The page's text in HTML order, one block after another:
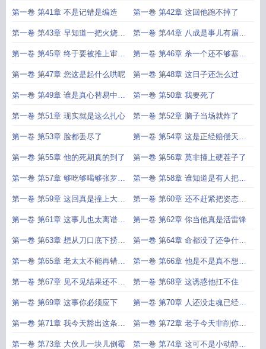
熬人的油锅 了吧
第一卷 第41章 不是记错是编造 第一卷 第42章 这回他跑不掉了
第一卷 第43章 早知道一把火烧了
这些本子
第一卷 第44章 八成是事儿有眉目
了
第一卷 第45章 终于要被推上审判
席了
第一卷 第46章 杀一个还不够塞牙
缝的
第一卷 第47章 您这是起什么哄呢 第一卷 第48章 这日子还怎么过
第一卷 第49章 谁是真心替易中海
揪心的
第一卷 第50章 我要死了
第一卷 第51章 现实就是这么扎心 第一卷 第52章 脑子当场就炸了
第一卷 第53章 脸都丢尽了 第一卷 第54章 这是正经赔偿天经
地义
第一卷 第55章 他的死期真的到了 第一卷 第56章 莫非撞上硬茬子了
第一卷 第57章 够吃够喝够张罗一
阵子了
第一卷 第58章 谁知道是有人把你
往绝路上逼啊
第一卷 第59章 这回真是撞上大运
了
第一卷 第60章 还不赶紧把姿态摆
足
第一卷 第61章 这事儿也太离谱了
吧
第一卷 第62章 你当他真是活雷锋
第一卷 第63章 想从刀口底下捞钱
比登天还难
第一卷 第64章 命都没了还争什么
脸面
第一卷 第65章 老太太不能再错过
了
第一卷 第66章 他是不是真不想见
我
第一卷 第67章 见不见结果还不一
样
第一卷 第68章 这诱惑他扛不住
第一卷 第69章 这事你必须应下 第一卷 第70章 人还没走魂已经散
了
第一卷 第71章 我今天豁出这条命
也得抽死你
第一卷 第72章 老子今天非削你不
可
第一卷 第73章 大伙儿一块儿倒霉 第一卷 第74章 这可不是小动静是